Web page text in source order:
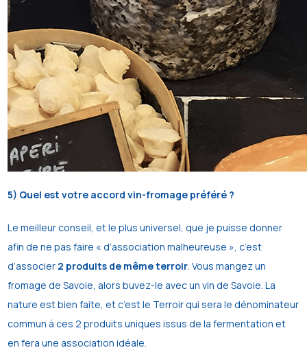
5) Quel est votre accord vin-fromage préféré ?
Le meilleur conseil, et le plus universel, que je puisse donner
afin de ne pas faire « d’association malheureuse », c’est
d’associer 2 produits de même terroir. Vous mangez un
fromage de Savoie, alors buvez-le avec un vin de Savoie. La
nature est bien faite, et c’est le Terroir qui sera le dénominateur
commun à ces 2 produits uniques issus de la fermentation et
en fera une association idéale.